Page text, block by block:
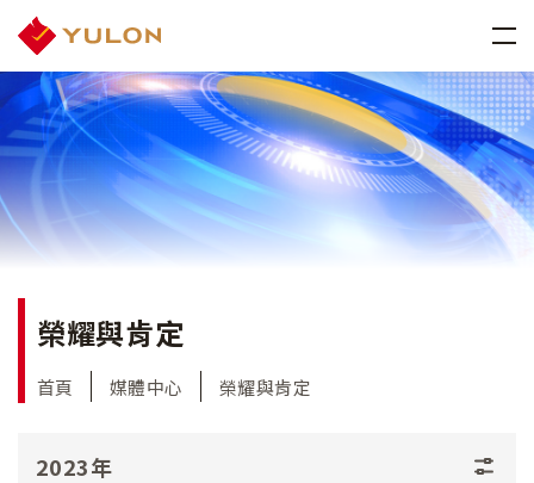
榮耀與肯定
首頁 媒體中心 榮耀與肯定
2023年